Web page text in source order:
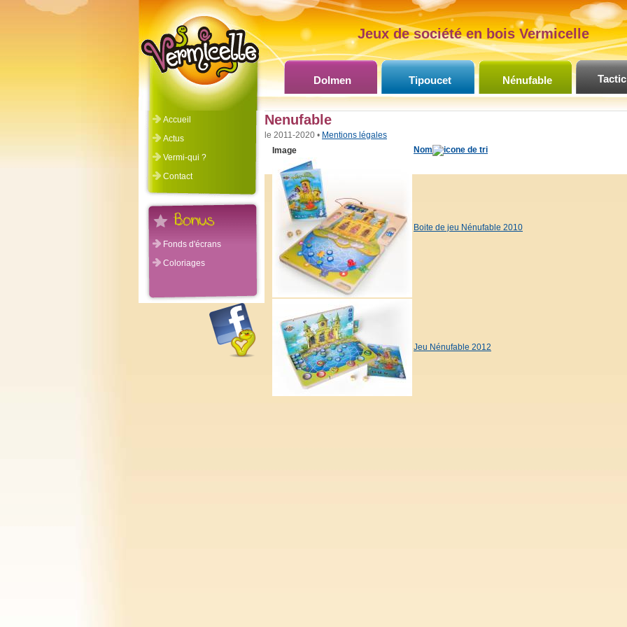
Jeux de société en bois Vermicelle
Dolmen Tipoucet Nénufable
Nenufable
Image Nom
Boite de jeu Nénufable 2010
Jeu Nénufable 2012
Accueil
Actus
Vermi-qui ?
Contact
Fonds d'écrans
Coloriages
©Vermicelle 2011-2020 • Mentions légales